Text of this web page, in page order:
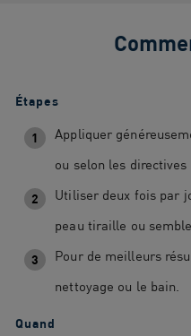
Étapes
1
Appliquer
ou selon les directives
2
Utiliser deux fois par
peau tiraille ou semble
3
Pour de meilleurs
nettoyage ou le bain.
Quand